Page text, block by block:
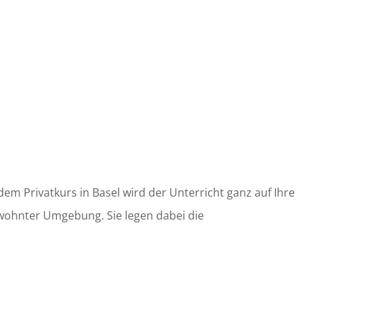
Privatkurs in Basel wird der Unterricht ganz auf Ihre
Umgebung. Sie legen dabei die